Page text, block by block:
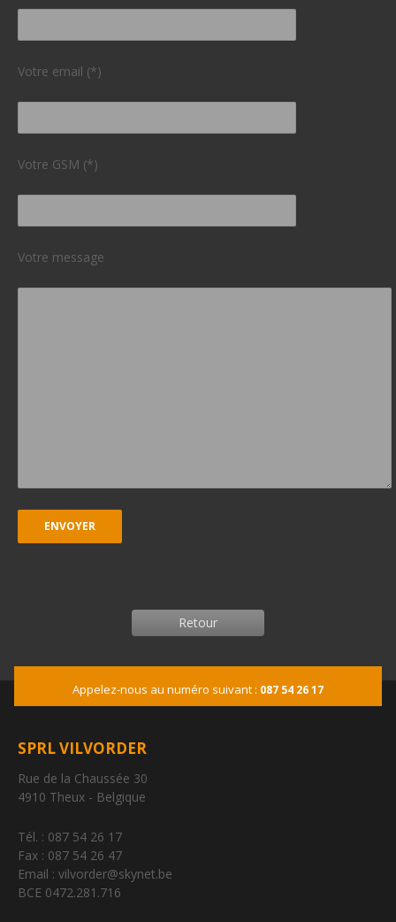
Votre email (*)
Votre GSM (*)
Votre message
Retour
Appelez-nous au numéro suivant : 087 54 26 17
SPRL VILVORDER
Rue de la Chaussée 30
4910 Theux - Belgique
Tél. : 087 54 26 17
Fax : 087 54 26 47
Email : vilvorder@skynet.be
BCE 0472.281.716